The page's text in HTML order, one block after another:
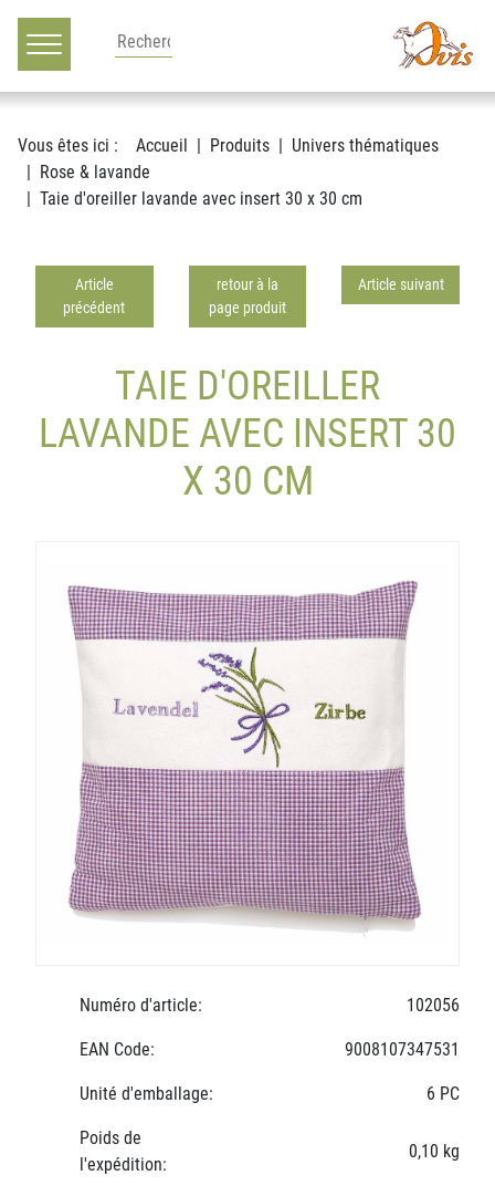
Main navigation
Voir le contenu
Vous êtes ici : Accueil Produits
Univers thématiques
Rose & lavande
Taie d'oreiller lavande avec insert 30 x 30 cm
Article
précédent
retour à la
page produit
Article suivant
TAIE D'OREILLER
LAVANDE AVEC INSERT 30
X 30 CM
Numéro d'article: 102056
EAN Code: 9008107347531
Unité d'emballage: 6 PC
Poids de
l'expédition:
0,10 kg